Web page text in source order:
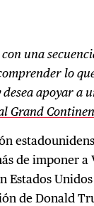
una
lo
apoyar a
Grand
de imponer
Estados
de Donald